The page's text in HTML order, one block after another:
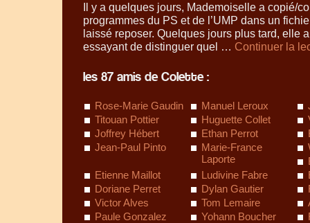
Il y a quelques jours, Mademoiselle a copié/
programmes du PS et de l’UMP dans un
laissé reposer. Quelques jours plus tard, elle
essayant de distinguer quel … Continuer la
les 87 amis de Colette :
Rose-Marie Gaudin Manuel Leroux
Titouan Pottier
Huguette Collet
Joffrey Hébert
Ethan Perrot
Jean-Paul Pinto
Marie-France
Laporte
Etienne Maillot
Ludivine Fabre
Doriane Perret
Dylan Gautier
Victor Alves
Tom Lemaire
Paule Gonzalez
Yohann Boucher